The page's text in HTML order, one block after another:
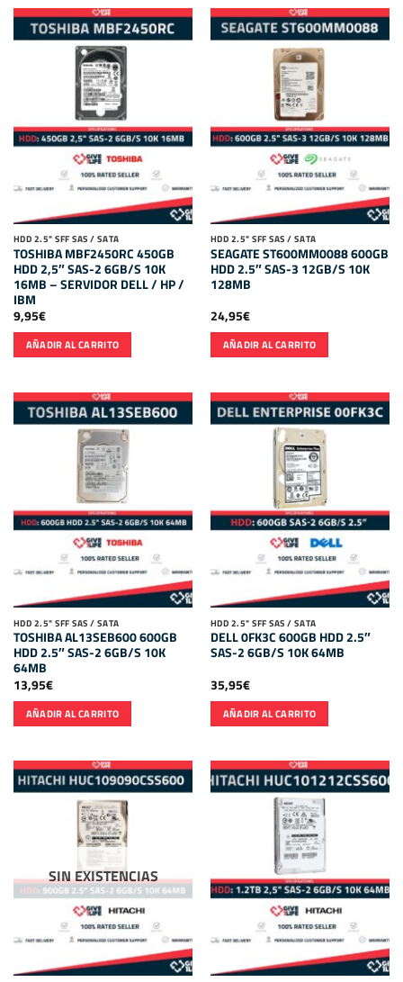
HDD 2.5" SFF SAS / SATA
TOSHIBA MBF2450RC 450GB
HDD 2,5″ SAS-2 6GB/S 10K
16MB – SERVIDOR DELL / HP /
IBM
9,95€
AÑADIR AL CARRITO
HDD 2.5" SFF SAS / SATA
SEAGATE ST600MM0088 600GB
HDD 2.5″ SAS-3 12GB/S 10K
128MB
24,95€
AÑADIR AL CARRITO
HDD 2.5" SFF SAS / SATA
TOSHIBA AL13SEB600 600GB
HDD 2.5″ SAS-2 6GB/S 10K
64MB
13,95€
AÑADIR AL CARRITO
HDD 2.5" SFF SAS / SATA
DELL 0FK3C 600GB HDD 2.5″
SAS-2 6GB/S 10K 64MB
35,95€
AÑADIR AL CARRITO
SIN EXISTENCIAS